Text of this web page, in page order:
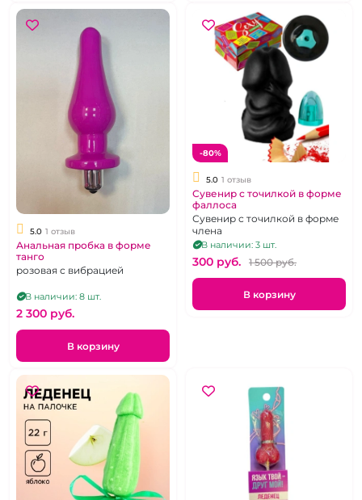
5.0 1 отзыв
Анальная пробка в форме
танго
розовая с вибрацией
В наличии: 8 шт.
2 300 pуб.
В корзину
-80%
5.0 1 отзыв
Сувенир с точилкой в форме
фаллоса
Сувенир с точилкой в форме
члена
В наличии: 3 шт.
300 pуб. 1 500 pуб.
В корзину